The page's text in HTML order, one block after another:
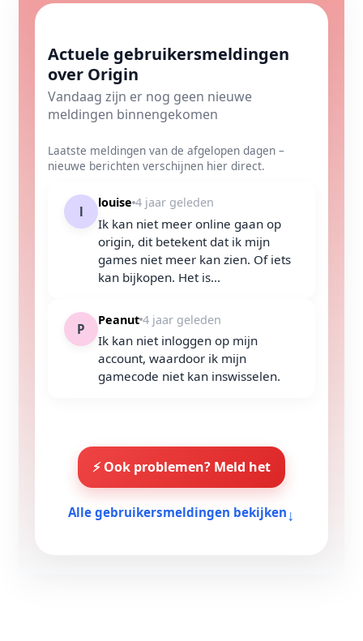
Actuele gebruikersmeldingen
over Origin
Vandaag zijn er nog geen nieuwe
meldingen binnengekomen
Laatste meldingen van de afgelopen dagen –
nieuwe berichten verschijnen hier direct.
l
louise 4 jaar geleden
Ik kan niet meer online gaan op
origin, dit betekent dat ik mijn
games niet meer kan zien. Of iets
kan bijkopen. Het is...
P
Peanut 4 jaar geleden
Ik kan niet inloggen op mijn
account, waardoor ik mijn
gamecode niet kan inswisselen.
⚡ Ook problemen? Meld het
Alle gebruikersmeldingen bekijken ↓